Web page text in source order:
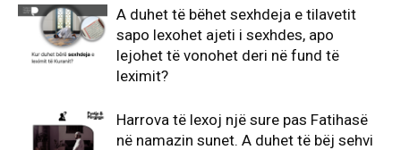
A duhet të bëhet sexhdeja e tilavetit
sapo lexohet ajeti i sexhdes, apo
lejohet të vonohet deri në fund të
leximit?
Harrova të lexoj një sure pas Fatihasë
në namazin sunet. A duhet të bëj sehvi